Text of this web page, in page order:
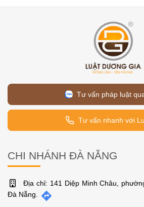
Tư vấn pháp luật
Tư vấn nhanh với
CHI NHÁNH ĐÀ NẴNG
Địa chỉ: 141 Diệp Minh Châu,
Đà Nẵng.